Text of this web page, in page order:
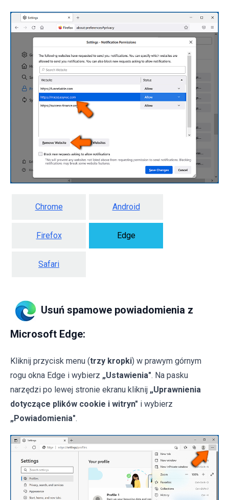
Chrome Android
Firefox Edge
Safari
Usuń spamowe powiadomienia z
Microsoft Edge:
Kliknij przycisk menu (trzy kropki) w prawym górnym
rogu okna Edge i wybierz „Ustawienia". Na pasku
narzędzi po lewej stronie ekranu kliknij „Uprawnienia
dotyczące plików cookie i witryn" i wybierz
„Powiadomienia".